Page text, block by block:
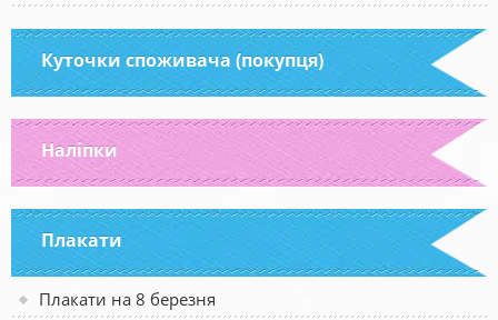
Куточки споживача (покупця)
Наліпки
Плакати
Плакати на 8 березня